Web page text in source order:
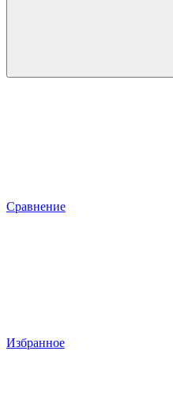
Сравнение
Избранное